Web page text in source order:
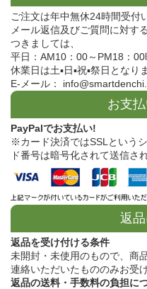
ご注文は年中無休24時間受付
メール返信及びご質問に対す
つきましては、
平日：AM10：00～PM18：00
休業日は土▪日▪祝▪祭日となり
E-メール：
お支
PayPalでお支払い!
※カード決済ではSSLという
ド番号は暗号化されて送信さ
返
返品を受け付ける条件
未開封・未使用のもので、商
連絡いただいたもののみお受
返品の送料・手数料の負担に